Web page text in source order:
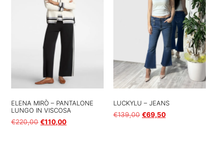
ELENA MIRÒ – PANTALONE
LUNGO IN VISCOSA
€220,00 €110,00
LUCKYLU – JEANS
€139,00 €69,50